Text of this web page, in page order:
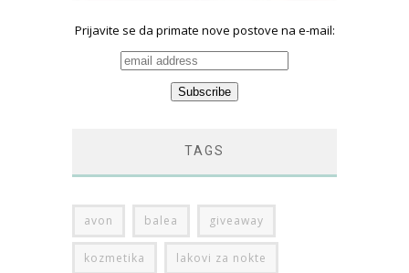
Prijavite se da primate nove postove na e-mail:
TAGS
avon balea giveaway
kozmetika lakovi za nokte